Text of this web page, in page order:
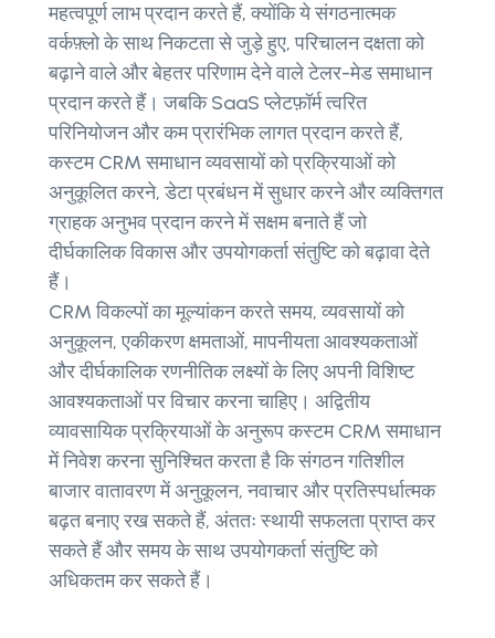
महत्वपूर्ण लाभ प्रदान करते हैं, क्योंकि ये संगठनात्मक
वर्कफ़्लो के साथ निकटता से जुड़े हुए, परिचालन दक्षता को
बढ़ाने वाले और बेहतर परिणाम देने वाले टेलर-मेड समाधान
प्रदान करते हैं। जबकि SaaS प्लेटफ़ॉर्म त्वरित
परिनियोजन और कम प्रारंभिक लागत प्रदान करते हैं,
कस्टम CRM समाधान व्यवसायों को प्रक्रियाओं को
अनुकूलित करने, डेटा प्रबंधन में सुधार करने और व्यक्तिगत
ग्राहक अनुभव प्रदान करने में सक्षम बनाते हैं जो
दीर्घकालिक विकास और उपयोगकर्ता संतुष्टि को बढ़ावा देते
हैं।
CRM विकल्पों का मूल्यांकन करते समय, व्यवसायों को
अनुकूलन, एकीकरण क्षमताओं, मापनीयता आवश्यकताओं
और दीर्घकालिक रणनीतिक लक्ष्यों के लिए अपनी विशिष्ट
आवश्यकताओं पर विचार करना चाहिए। अद्वितीय
व्यावसायिक प्रक्रियाओं के अनुरूप कस्टम CRM समाधान
में निवेश करना सुनिश्चित करता है कि संगठन गतिशील
बाजार वातावरण में अनुकूलन, नवाचार और प्रतिस्पर्धात्मक
बढ़त बनाए रख सकते हैं, अंततः स्थायी सफलता प्राप्त कर
सकते हैं और समय के साथ उपयोगकर्ता संतुष्टि को
अधिकतम कर सकते हैं।